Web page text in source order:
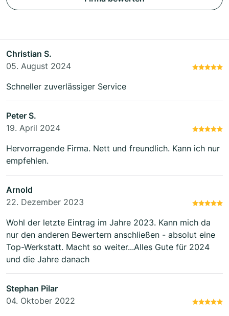
Christian S.
05. August 2024
Schneller zuverlässiger Service
Peter S.
19. April 2024
Hervorragende Firma. Nett und freundlich. Kann ich nur
empfehlen.
Arnold
22. Dezember 2023
Wohl der letzte Eintrag im Jahre 2023. Kann mich da
nur den anderen Bewertern anschließen - absolut eine
Top-Werkstatt. Macht so weiter...Alles Gute für 2024
und die Jahre danach
Stephan Pilar
04. Oktober 2022